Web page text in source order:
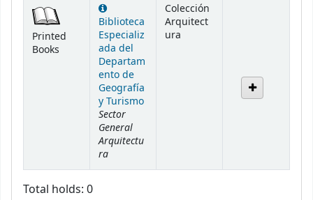
Printed
Books
Biblioteca
Especializ
ada del
Departam
ento de
Geografía
y Turismo
Sector
General
Arquitectu
ra
Colección
Arquitect
ura
Total holds: 0